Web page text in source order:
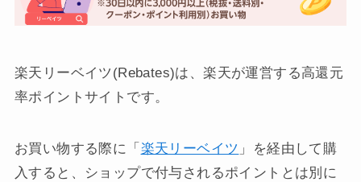
楽天リーベイツ(Rebates)は、楽天が運営する高還元
率ポイントサイトです。
お買い物する際に「 楽天リーベイツ 」を経由して購
入すると、ショップで付与されるポイントとは別に